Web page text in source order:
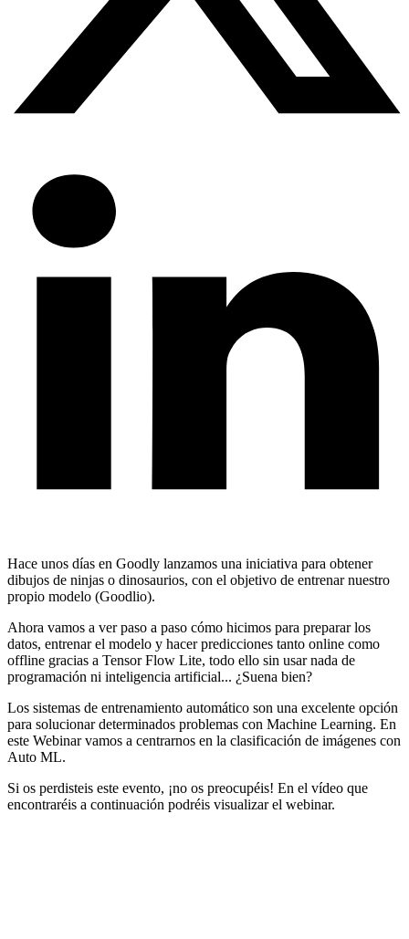
Hace unos días en Goodly lanzamos una iniciativa para obtener
dibujos de ninjas o dinosaurios, con el objetivo de entrenar nuestro
propio modelo (Goodlio).
Ahora vamos a ver paso a paso cómo hicimos para preparar los
datos, entrenar el modelo y hacer predicciones tanto online como
offline gracias a Tensor Flow Lite, todo ello sin usar nada de
programación ni inteligencia artificial... ¿Suena bien?
Los sistemas de entrenamiento automático son una excelente opción
para solucionar determinados problemas con Machine Learning. En
este Webinar vamos a centrarnos en la clasificación de imágenes con
Auto ML.
Si os perdisteis este evento, ¡no os preocupéis! En el vídeo que
encontraréis a continuación podréis visualizar el webinar.